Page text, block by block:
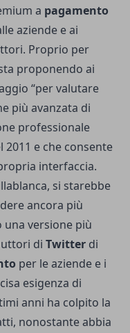
a pagamento
aziende e ai
Proprio per
proponendo ai
“per valutare
più avanzata di
professionale
e che consente
interfaccia.
si starebbe
ancora più
versione più
di Twitter di
per le aziende e i
esigenza di
anni ha colpito la
nonostante abbia